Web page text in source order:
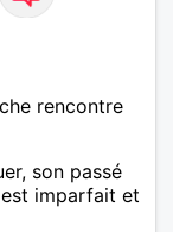
rencontre
son passé
imparfait et